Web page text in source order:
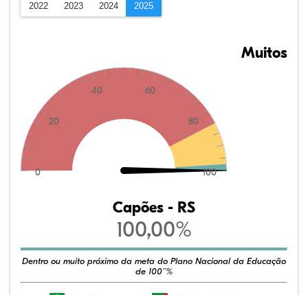
2022 2023 2024 2025
0
20
40 60
80
100
Muitos
Capões - RS
100,00%
Dentro ou muito próximo da meta do Plano Nacional da Educação
de 100¨%